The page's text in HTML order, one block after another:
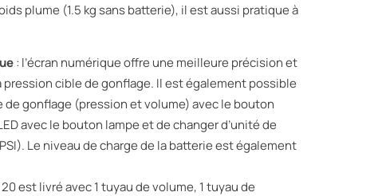
plume (1.5 kg sans batterie), il est aussi pratique à
: l’écran numérique offre une meilleure précision et
pression cible de gonflage. Il est également possible
de gonflage (pression et volume) avec le bouton
avec le bouton lampe et de changer d’unité de
Le niveau de charge de la batterie est également
20 est livré avec 1 tuyau de volume, 1 tuyau de